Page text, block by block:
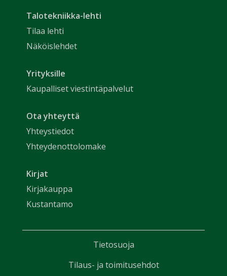
Talotekniikka-lehti
Tilaa lehti
Näköislehdet
Yrityksille
Kaupalliset viestintäpalvelut
Ota yhteyttä
Yhteystiedot
Yhteydenottolomake
Kirjat
Kirjakauppa
Kustantamo
Tietosuoja
Tilaus- ja toimitusehdot